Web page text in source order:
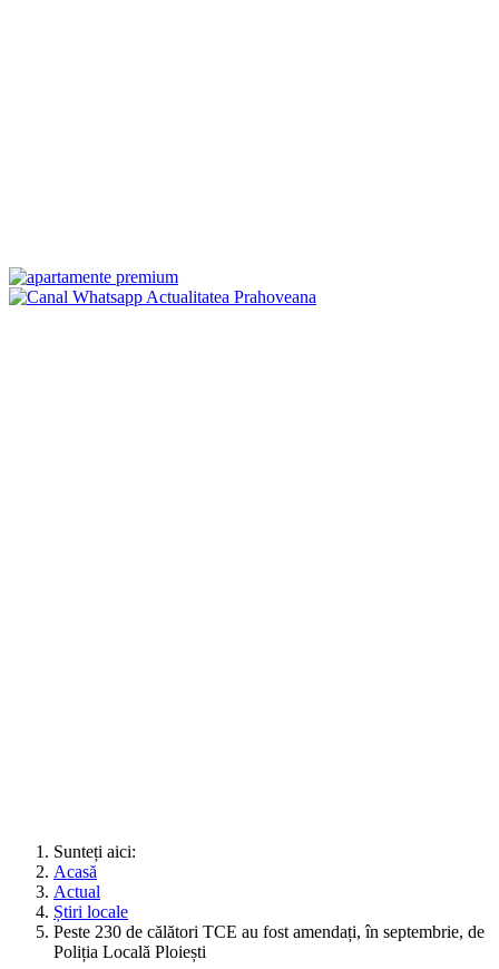
Sunteți aici:
Acasă
Actual
Știri locale
Peste 230 de călători TCE au fost amendați, în septembrie, de
Poliția Locală Ploiești